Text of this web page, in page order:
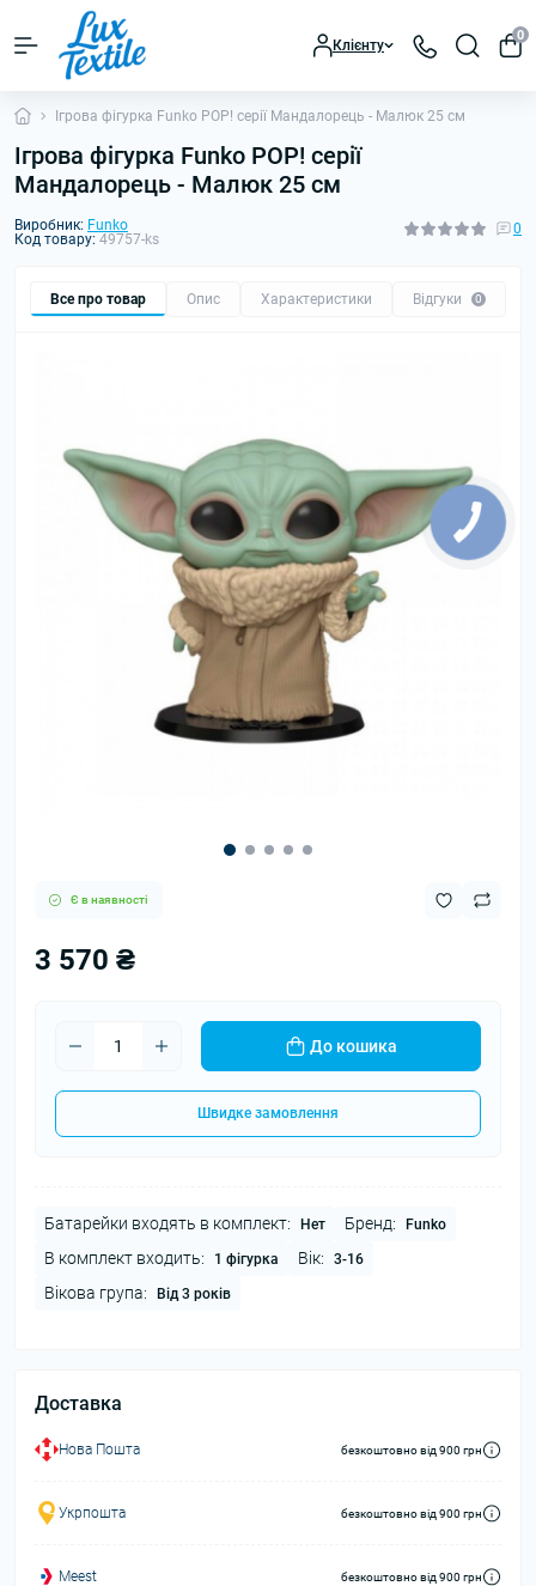
Клієнту
0
Ігрова фігурка Funko POP! cерії Мандалорець - Малюк 25 см
Ігрова фігурка Funko POP! cерії
Мандалорець - Малюк 25 см
Виробник: Funko
Код товару: 49757-ks
0
Все про товар Опис Характеристики Відгуки 0
Є в наявності
3 570 ₴
До кошика
Швидке замовлення
Батарейки входять в комплект: Нет Бренд: Funko
В комплект входить: 1 фігурка Вік: 3-16
Вікова група: Від 3 років
Доставка
Нова Пошта безкоштовно від 900 грн
Укрпошта безкоштовно від 900 грн
Meest безкоштовно від 900 грн